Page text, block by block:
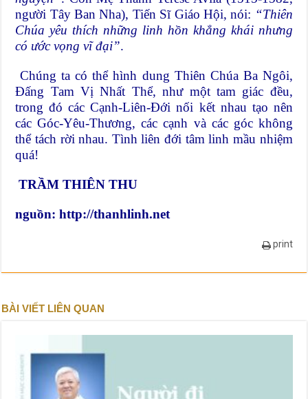
người Tây Ban Nha), Tiến Sĩ Giáo Hội, nói: “Thiên
Chúa yêu thích những linh hồn khẳng khái nhưng
có ước vọng vĩ đại”.
Chúng ta có thể hình dung Thiên Chúa Ba Ngôi,
Đấng Tam Vị Nhất Thể, như một tam giác đều,
trong đó các Cạnh-Liên-Đới nối kết nhau tạo nên
các Góc-Yêu-Thương, các cạnh và các góc không
thể tách rời nhau. Tình liên đới tâm linh mầu nhiệm
quá!
TRẦM THIÊN THU
nguồn: http://thanhlinh.net
print
BÀI VIẾT LIÊN QUAN